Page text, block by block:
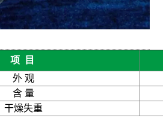
项 目
外 观
含 量
干燥失重